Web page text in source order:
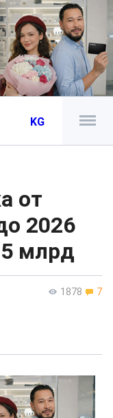
KG
от
2026
млрд
1878 7